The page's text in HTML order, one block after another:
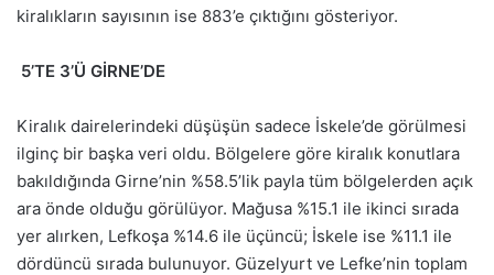
kiralıkların sayısının ise 883’e çıktığını gösteriyor.
5’TE 3’Ü GİRNE’DE
Kiralık dairelerindeki düşüşün sadece İskele’de görülmesi
ilginç bir başka veri oldu. Bölgelere göre kiralık konutlara
bakıldığında Girne’nin %58.5’lik payla tüm bölgelerden açık
ara önde olduğu görülüyor. Mağusa %15.1 ile ikinci sırada
yer alırken, Lefkoşa %14.6 ile üçüncü; İskele ise %11.1 ile
dördüncü sırada bulunuyor. Güzelyurt ve Lefke’nin toplam